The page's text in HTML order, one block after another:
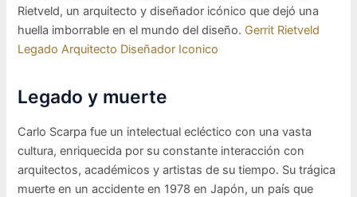
Rietveld, un arquitecto y diseñador icónico que dejó una
huella imborrable en el mundo del diseño. Gerrit Rietveld
Legado Arquitecto Diseñador Iconico
Legado y muerte
Carlo Scarpa fue un intelectual ecléctico con una vasta
cultura, enriquecida por su constante interacción con
arquitectos, académicos y artistas de su tiempo. Su trágica
muerte en un accidente en 1978 en Japón, un país que